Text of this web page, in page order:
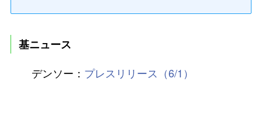
基ニュース
デンソー： プレスリリース（6/1）